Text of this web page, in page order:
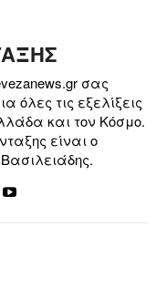
σας
όλες τις εξελίξεις
και τον Κόσμο.
είναι ο